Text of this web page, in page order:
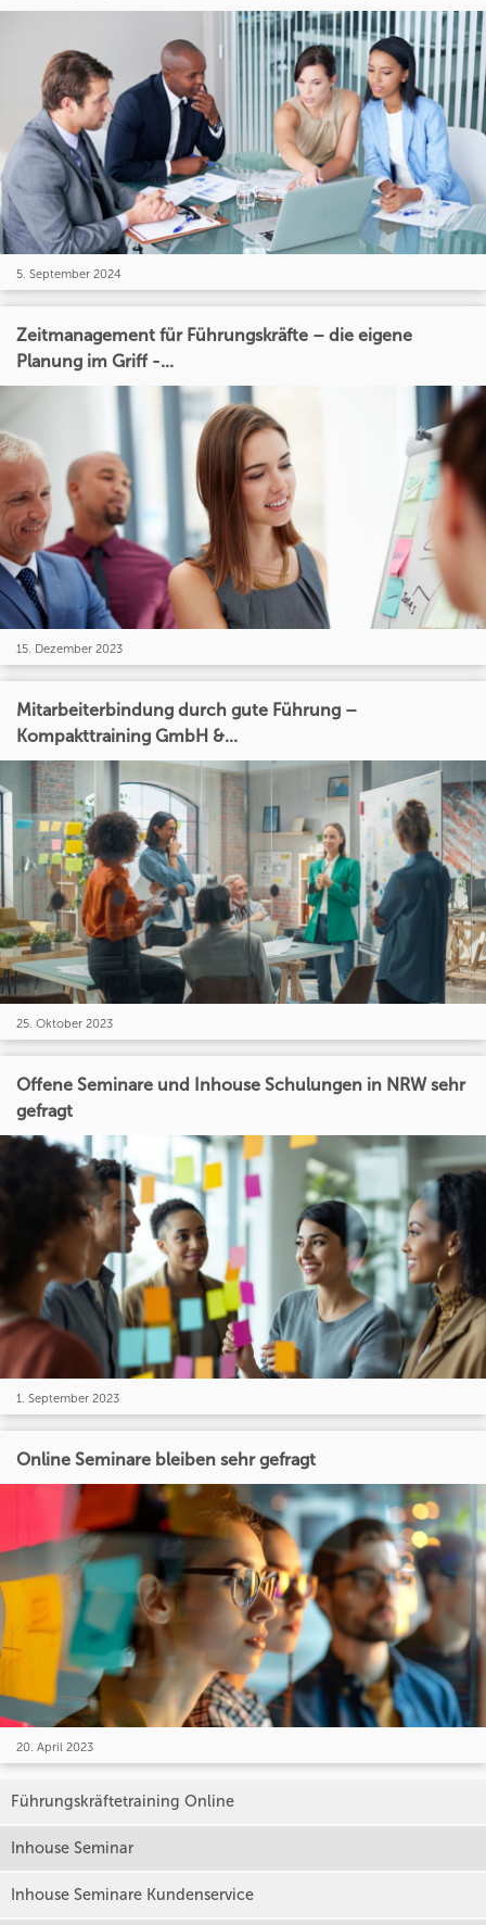
5. September 2024
Zeitmanagement für Führungskräfte – die eigene
Planung im Griff -...
15. Dezember 2023
Mitarbeiterbindung durch gute Führung –
Kompakttraining GmbH &...
25. Oktober 2023
Offene Seminare und Inhouse Schulungen in NRW sehr
gefragt
1. September 2023
Online Seminare bleiben sehr gefragt
20. April 2023
Führungskräftetraining Online
Inhouse Seminar
Inhouse Seminare Kundenservice